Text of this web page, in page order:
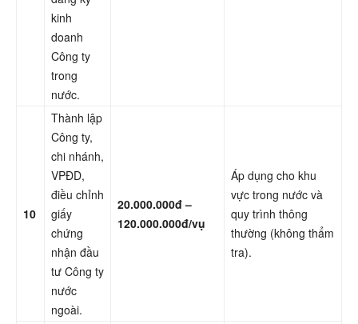
kinh
doanh
Công ty
trong
nước.
10
Thành lập
Công ty,
chi nhánh,
VPĐD,
điều chỉnh
giấy
chứng
nhận đầu
tư Công ty
nước
ngoài.
20.000.000đ –
120.000.000đ/vụ
Áp dụng cho khu
vực trong nước và
quy trình thông
thường (không thẩm
tra).